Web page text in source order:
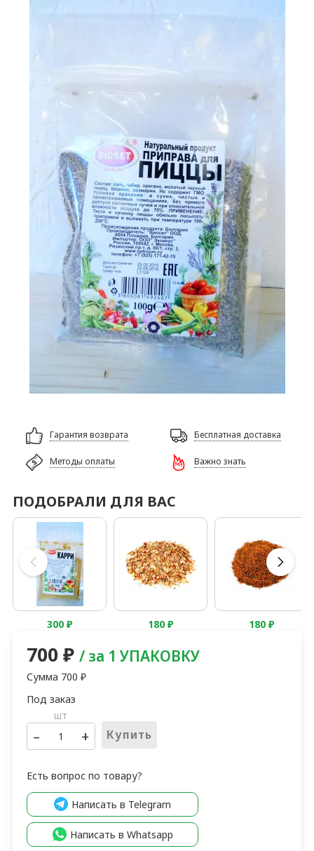
Гарантия возврата Бесплатная доставка
Методы оплаты Важно знать
ПОДОБРАЛИ ДЛЯ ВАС
300₽ 180₽ 180₽
700 ₽ / за 1 УПАКОВКУ
Сумма 700 ₽
шт
– + Купить
Есть вопрос по товару?
Написать в Telegram
Написать в Whatsapp